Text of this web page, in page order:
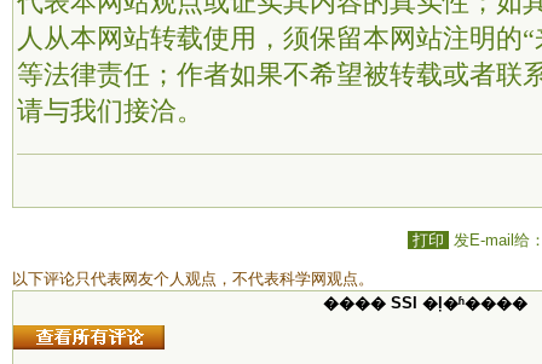
人从本网站转载使用，须保留本网站注明的
等法律责任；作者如果不希望被转载或者联
请与我们接洽。
打印 发E-mail给
以下评论只代表网友个人观点，不代表科学网观点。
���� SSI �ļ�ʱ����